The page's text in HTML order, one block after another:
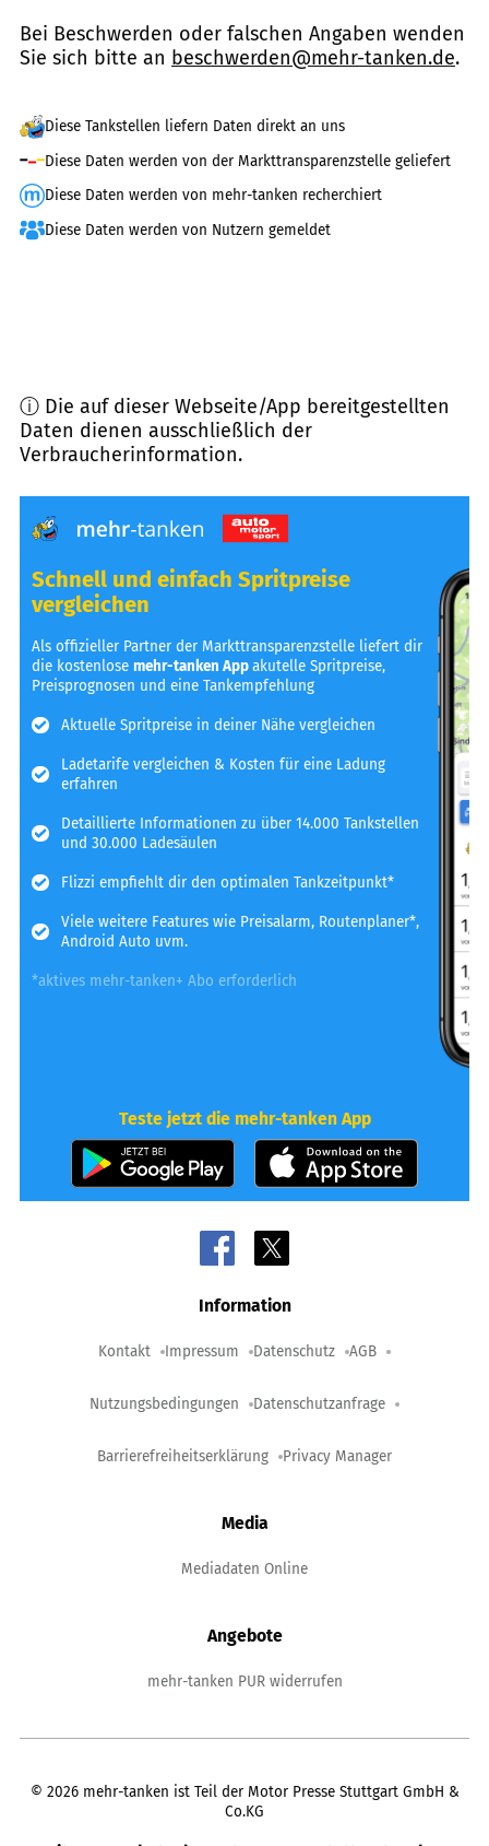
Bei Beschwerden oder falschen Angaben wenden
Sie sich bitte an beschwerden@mehr-tanken.de.
Diese Tankstellen liefern Daten direkt an uns
Diese Daten werden von der Markttransparenzstelle geliefert
Diese Daten werden von mehr-tanken recherchiert
Diese Daten werden von Nutzern gemeldet
ⓘ Die auf dieser Webseite/App bereitgestellten
Daten dienen ausschließlich der
Verbraucherinformation.
Schnell und einfach Spritpreise
vergleichen
Als offizieller Partner der Markttransparenzstelle liefert dir
die kostenlosemehr-tanken Appakutelle Spritpreise,
Preisprognosen und eine Tankempfehlung
Aktuelle Spritpreise in deiner Nähe vergleichen
Ladetarife vergleichen & Kosten für eine Ladung
erfahren
Detaillierte Informationen zu über 14.000 Tankstellen
und 30.000 Ladesäulen
Flizzi empfiehlt dir den optimalen Tankzeitpunkt*
Viele weitere Features wie Preisalarm, Routenplaner*,
Android Auto uvm.
*aktives mehr-tanken+ Abo erforderlich
Teste jetzt die mehr-tanken App
Information
Kontakt Impressum Datenschutz AGB
Nutzungsbedingungen Datenschutzanfrage
Barrierefreiheitserklärung Privacy Manager
Media
Mediadaten Online
Angebote
mehr-tanken PUR widerrufen
© 2026 mehr-tanken ist Teil der Motor Presse Stuttgart GmbH &
Co.KG